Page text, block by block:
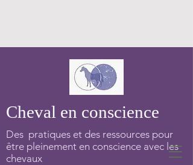
Cheval en conscience
Des pratiques et des ressources pour
être pleinement en conscience avec les
chevaux